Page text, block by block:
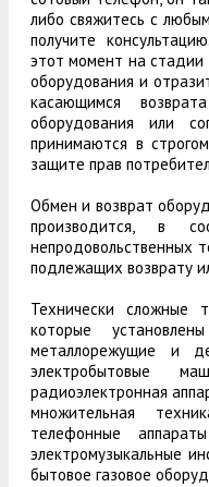
либо свяжитесь с
получите
этот момент на стадии
оборудования и
касающимся
оборудования или
принимаются в
защите прав
Обмен и возврат
производится, в
непродовольственных
подлежащих возврату
Технически сложные
которые
металлорежущие и
электробытовые
радиоэлектронная
множительная
телефонные
электромузыкальные
бытовое газовое